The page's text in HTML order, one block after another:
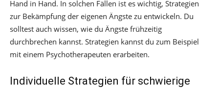
Hand in Hand. In solchen Fällen ist es wichtig, Strategien
zur Bekämpfung der eigenen Ängste zu entwickeln. Du
solltest auch wissen, wie du Ängste frühzeitig
durchbrechen kannst. Strategien kannst du zum Beispiel
mit einem Psychotherapeuten erarbeiten.
Individuelle Strategien für schwierige